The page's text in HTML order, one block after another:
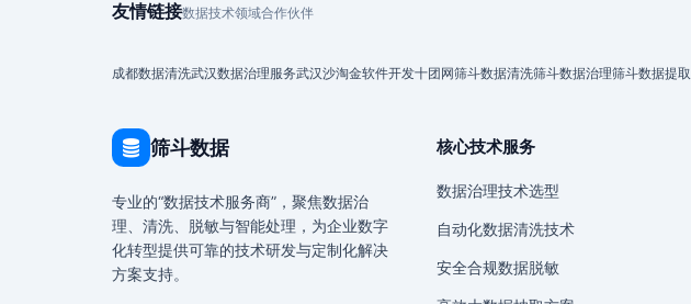
友情链接数据技术领域合作伙伴
成都数据清洗武汉数据治理服务武汉沙淘金软件开发十团网筛斗数据清洗筛斗数据治理筛斗数据提取
筛斗数据
专业的“数据技术服务商”，聚焦数据治
理、清洗、脱敏与智能处理，为企业数字
化转型提供可靠的技术研发与定制化解决
方案支持。
核心技术服务
数据治理技术选型
自动化数据清洗技术
安全合规数据脱敏